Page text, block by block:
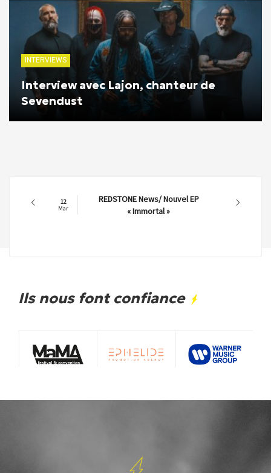
INTERVIEWS
Interview avec Lajon, chanteur de
Sevendust
12
Mar
REDSTONE News/ Nouvel EP
« Immortal »
Ils nous font confiance